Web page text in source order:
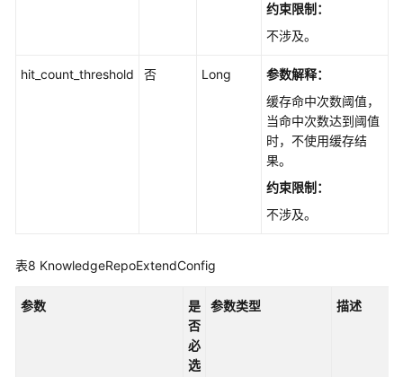
约束限制：
不涉及。
hit_count_threshold 否 Long
参数解释：
缓存命中次数阈值，
当命中次数达到阈值
时，不使用缓存结
果。
约束限制：
不涉及。
表8 KnowledgeRepoExtendConfig
参数
是
否
必
选
参数类型 描述